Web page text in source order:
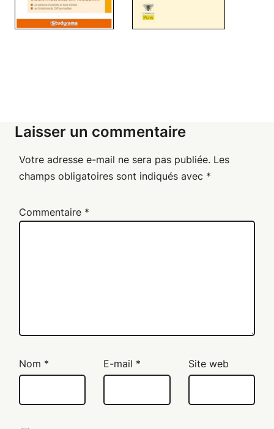
Laisser un commentaire
Votre adresse e-mail ne sera pas publiée. Les
champs obligatoires sont indiqués avec *
Commentaire *
Nom * E-mail * Site web